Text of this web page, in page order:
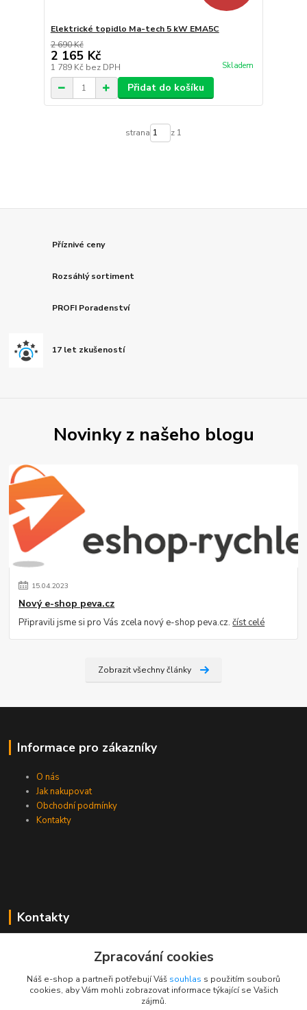
Elektrické topidlo Ma-tech 5 kW EMA5C
2 690 Kč
2 165 Kč
1 789 Kč bez DPH Skladem
Přidat do košíku
strana z 1
Příznivé ceny
Rozsáhlý sortiment
PROFI Poradenství
17 let zkušeností
Novinky z našeho blogu
15.04.2023
Nový e-shop peva.cz
Připravili jsme si pro Vás zcela nový e-shop peva.cz.číst celé
Zobrazit všechny články
Informace pro zákazníky
O nás
Jak nakupovat
Obchodní podmínky
Kontakty
Kontakty
+420 733 530 378
(Po-Pá, 8-15 hod.)
Zpracování cookies
Náš e-shop a partneři potřebují Váš souhlas s použitím souborů
cookies, aby Vám mohli zobrazovat informace týkající se Vašich
zájmů.